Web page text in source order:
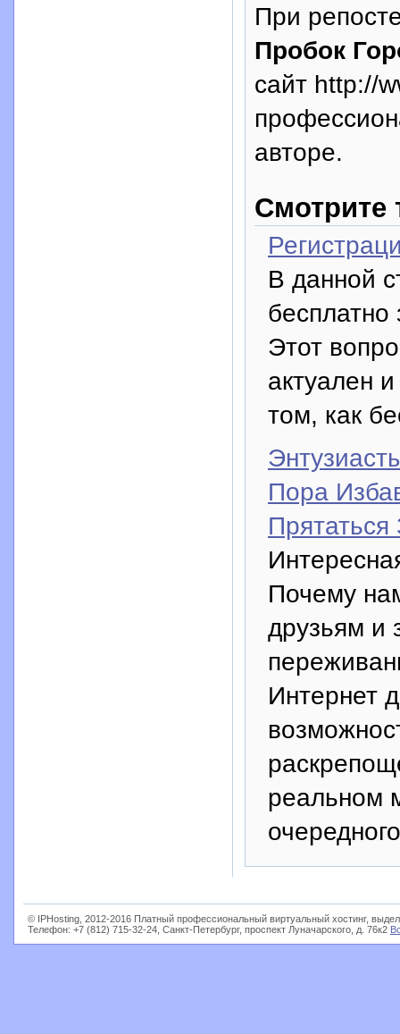
При
Пробок
сайт http://
авторе.
Смотрите
В данной
бесплатно
Этот
актуален
том, как
Пора
Почему
друзьям и
Интернет
реальном
© IPHosting, 2012-2016 Платный профессиональный виртуальный хостинг,
Телефон: +7 (812) 715-32-24, Санкт-Петербург, проспект Луначарского, д. 76к2